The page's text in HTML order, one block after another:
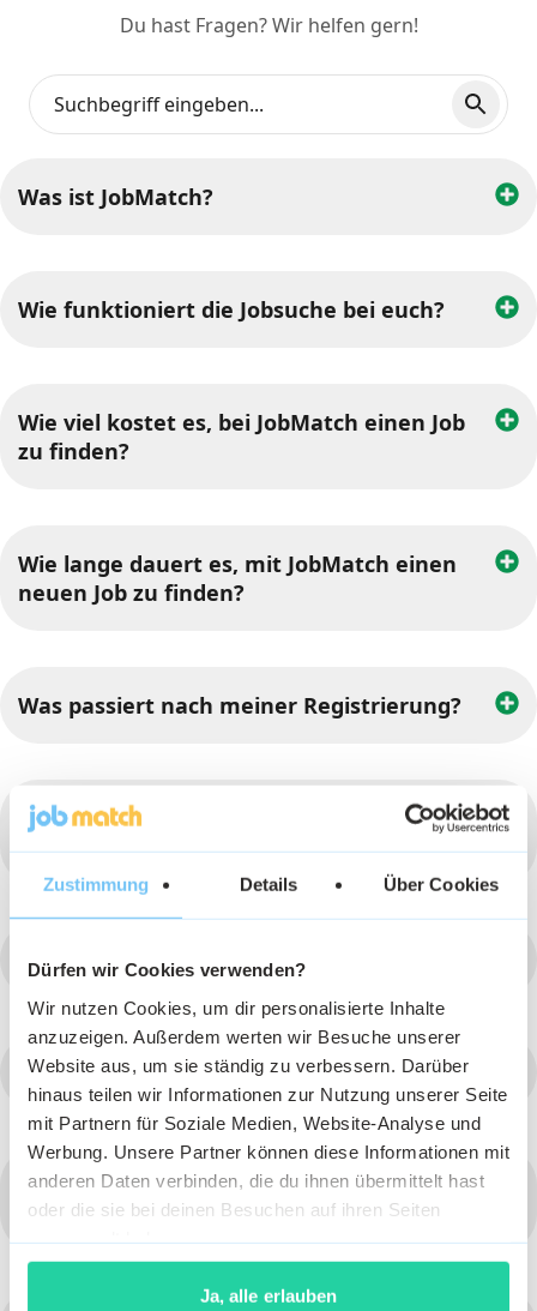
Zustimmung Details Über Cookies
Dürfen wir Cookies verwenden?
Wir nutzen Cookies, um dir personalisierte Inhalte
anzuzeigen. Außerdem werten wir Besuche unserer
Website aus, um sie ständig zu verbessern. Darüber
hinaus teilen wir Informationen zur Nutzung unserer Seite
mit Partnern für Soziale Medien, Website-Analyse und
Werbung. Unsere Partner können diese Informationen mit
anderen Daten verbinden, die du ihnen übermittelt hast
oder die sie bei deinen Besuchen auf ihren Seiten
Ja, alle erlauben
Du hast Fragen? Wir helfen gern!
Was ist JobMatch?
Wie funktioniert die Jobsuche bei euch?
Wie viel kostet es, bei JobMatch einen Job
zu finden?
Wie lange dauert es, mit JobMatch einen
neuen Job zu finden?
Was passiert nach meiner Registrierung?
Wie lange dauert es, bis sich die
Arbeitgeber melden?
Wie melden sich Arbeitgeber bei mir?
Was kann ich verdienen?
In welchen Branchen kann ich bei euch
Jobs finden?